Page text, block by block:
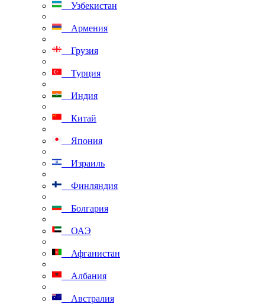
Узбекистан
Армения
Грузия
Турция
Индия
Китай
Япония
Израиль
Финляндия
Болгария
ОАЭ
Афганистан
Албания
Австралия